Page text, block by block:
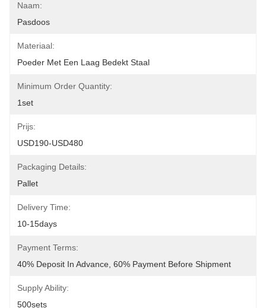
Naam:
Pasdoos
Materiaal:
Poeder Met Een Laag Bedekt Staal
Minimum Order Quantity:
1set
Prijs:
USD190-USD480
Packaging Details:
Pallet
Delivery Time:
10-15days
Payment Terms:
40% Deposit In Advance, 60% Payment Before Shipment
Supply Ability:
500sets